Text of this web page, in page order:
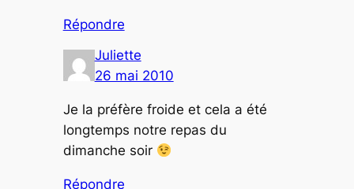
Répondre
Juliette
26 mai 2010
Je la préfère froide et cela a été
longtemps notre repas du
dimanche soir
Répondre